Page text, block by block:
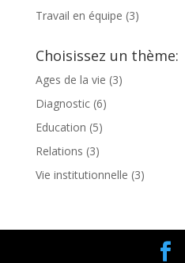
Travail en équipe (3)
Choisissez un thème:
Ages de la vie (3)
Diagnostic(6)
Education (5)
Relations (3)
Vie institutionnelle (3)